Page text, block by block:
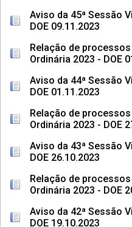
Aviso da 45ª Sessão
DOE 09.11.2023
Relação de
Ordinária 2023 - DOE
Aviso da 44ª Sessão
DOE 01.11.2023
Relação de
Ordinária 2023 - DOE
Aviso da 43ª Sessão
DOE 26.10.2023
Relação de
Ordinária 2023 - DOE
Aviso da 42ª Sessão
DOE 19.10.2023